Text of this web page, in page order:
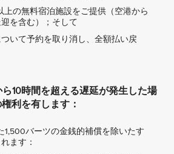
上の無料宿泊施設をご提供（空港から
を含む）；そして
いて予約を取り消し、全額払い戻
10時間を超える遅延が発生した場
利を有します：
1,500バーツの金銭的補償を除いたす
ます：